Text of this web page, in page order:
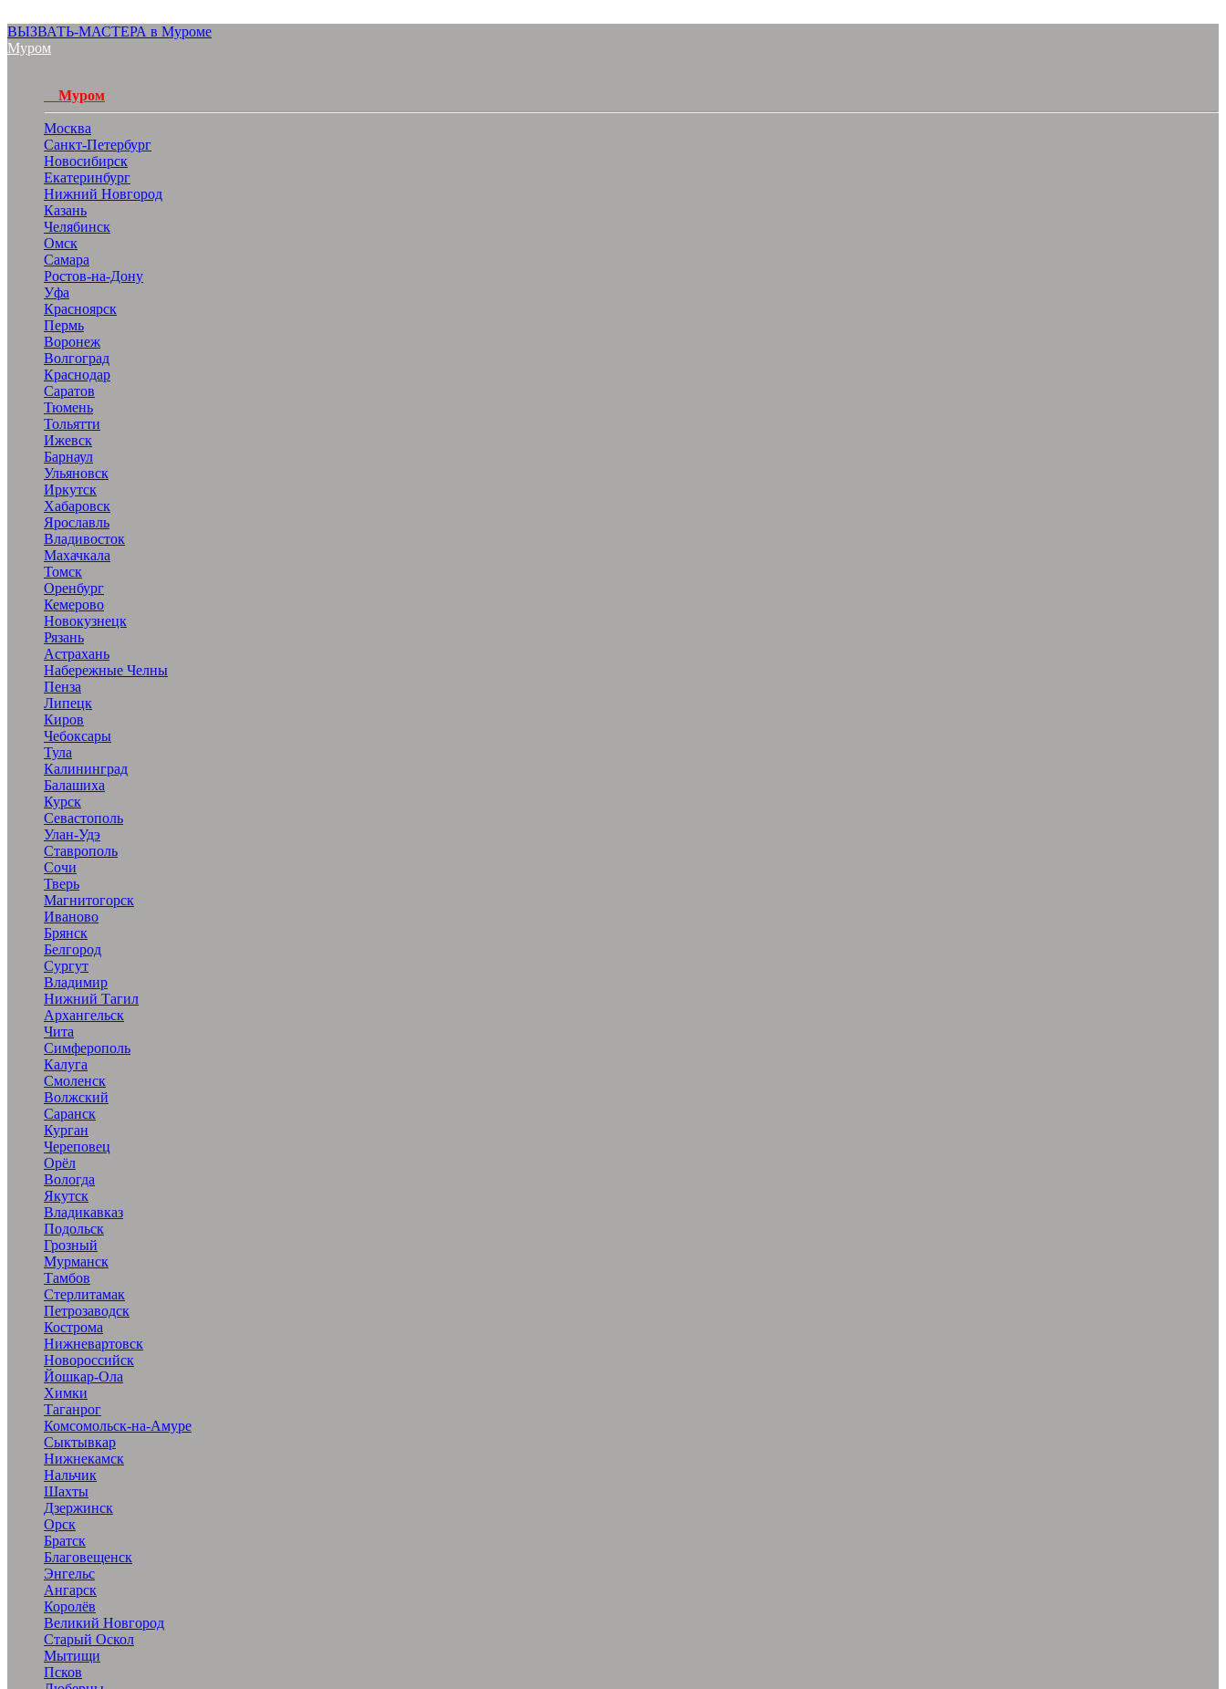
ВЫЗВАТЬ-МАСТЕРА в Муроме
Муром
Муром
Москва
Санкт-Петербург
Новосибирск
Екатеринбург
Нижний Новгород
Казань
Челябинск
Омск
Самара
Ростов-на-Дону
Уфа
Красноярск
Пермь
Воронеж
Волгоград
Краснодар
Саратов
Тюмень
Тольятти
Ижевск
Барнаул
Ульяновск
Иркутск
Хабаровск
Ярославль
Владивосток
Махачкала
Томск
Оренбург
Кемерово
Новокузнецк
Рязань
Астрахань
Набережные Челны
Пенза
Липецк
Киров
Чебоксары
Тула
Калининград
Балашиха
Курск
Севастополь
Улан-Удэ
Ставрополь
Сочи
Тверь
Магнитогорск
Иваново
Брянск
Белгород
Сургут
Владимир
Нижний Тагил
Архангельск
Чита
Симферополь
Калуга
Смоленск
Волжский
Саранск
Курган
Череповец
Орёл
Вологда
Якутск
Владикавказ
Подольск
Грозный
Мурманск
Тамбов
Стерлитамак
Петрозаводск
Кострома
Нижневартовск
Новороссийск
Йошкар-Ола
Химки
Таганрог
Комсомольск-на-Амуре
Сыктывкар
Нижнекамск
Нальчик
Шахты
Дзержинск
Орск
Братск
Благовещенск
Энгельс
Ангарск
Королёв
Великий Новгород
Старый Оскол
Мытищи
Псков